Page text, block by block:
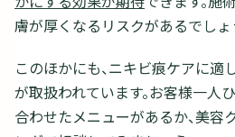
膚が厚くなるリスクがあるでしょ
このほかにも、ニキビ痕ケアに適
が取扱われています。お客様一人
合わせたメニューがあるか、美容